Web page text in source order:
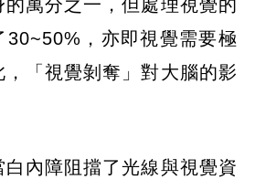
萬分之一，但處理視覺的
30~50%，亦即視覺需要極
「視覺剝奪」對大腦的影
內障阻擋了光線與視覺資